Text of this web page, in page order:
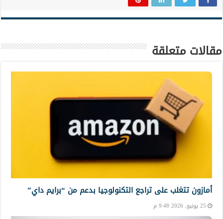
مقالات متعلقة
أمازون تتغلب على تراجع التكنولوجيا بدعم من “برايم داي”
25 يونيو, 2026 9:48 م